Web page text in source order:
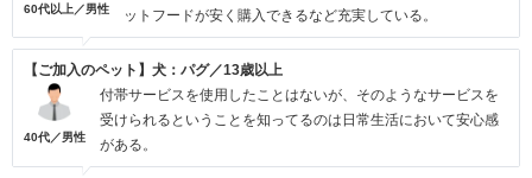
60代以上／男性
ットフードが安く購入できるなど充実している。
【ご加入のペット】犬：パグ／13歳以上
40代／男性
付帯サービスを使用したことはないが、そのようなサービスを
受けられるということを知ってるのは日常生活において安心感
がある。